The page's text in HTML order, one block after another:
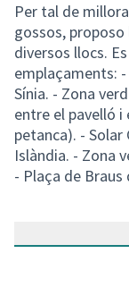
Per tal de
gossos, proposo
diversos llocs.
emplaçaments:
Sínia. - Zona
entre el pavelló
petanca). - Solar
Islàndia. - Zona
- Plaça de Braus